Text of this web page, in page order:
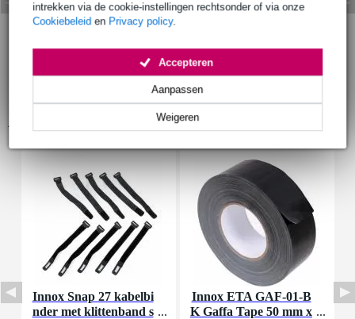
intrekken via de cookie-instellingen rechtsonder of via onze
Cookiebeleid en Privacy policy.
Weigeren
Aanpassen
Accepteren
Innox Snap 27 kabelbi
nder met klittenband s
Innox ETA GAF-01-B
K Gaffa Tape 50 mm x